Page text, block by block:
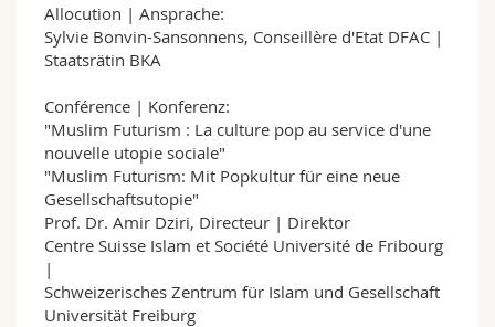
Allocution | Ansprache:
Sylvie Bonvin-Sansonnens, Conseillère d'Etat DFAC |
Staatsrätin BKA
Conférence | Konferenz:
"Muslim Futurism : La culture pop au service d'une
nouvelle utopie sociale"
"Muslim Futurism: Mit Popkultur für eine neue
Gesellschaftsutopie"
Prof. Dr. Amir Dziri, Directeur | Direktor
Centre Suisse Islam et Société Université de Fribourg
|
Schweizerisches Zentrum für Islam und Gesellschaft
Universität Freiburg